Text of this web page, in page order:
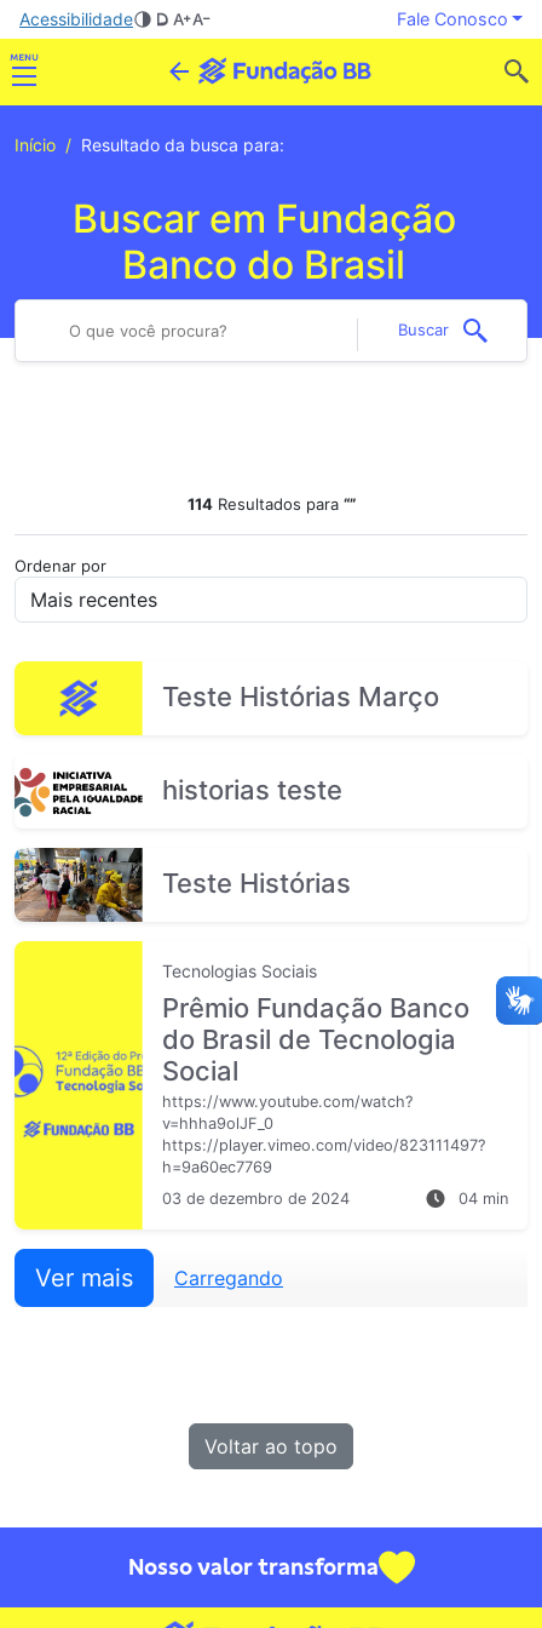
Acessibilidade Fale Conosco
Início Resultado da busca para:
Buscar em Fundação
Banco do Brasil
Buscar
114Resultados para “”
Ordenar por
Teste Histórias Março
historias teste
Teste Histórias
Tecnologias Sociais
Prêmio Fundação Banco
do Brasil de Tecnologia
Social
https://www.youtube.com/watch?
v=hhha9olJF_0
https://player.vimeo.com/video/823111497?
h=9a60ec7769
03 de dezembro de 2024
04 min
Ver mais Carregando
Voltar ao topo
Nosso valor transforma